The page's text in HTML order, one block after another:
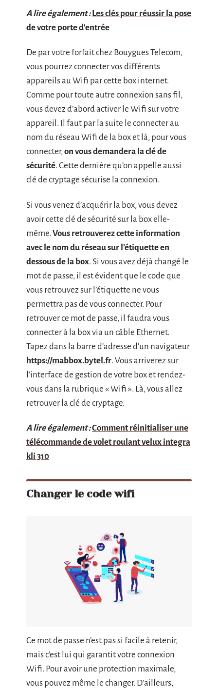
A lire également : Les clés pour réussir la pose
de votre porte d'entrée
De par votre forfait chez Bouygues Telecom,
vous pourrez connecter vos différents
appareils au Wifi par cette box internet.
Comme pour toute autre connexion sans fil,
vous devez d’abord activer le Wifi sur votre
appareil. Il faut par la suite le connecter au
nom du réseau Wifi de la box et là, pour vous
connecter,on vous demandera la clé de
sécurité. Cette dernière qu’on appelle aussi
clé de cryptage sécurise la connexion.
Si vous venez d’acquérir la box, vous devez
avoir cette clé de sécurité sur la box elle-
même. Vous retrouverez cette information
avec le nom du réseau sur l’étiquette en
dessous de la box. Si vous avez déjà changé le
mot de passe, il est évident que le code que
vous retrouvez sur l’étiquette ne vous
permettra pas de vous connecter. Pour
retrouver ce mot de passe, il faudra vous
connecter à la box via un câble Ethernet.
Tapez dans la barre d’adresse d’un navigateur
https://mabbox.bytel.fr. Vous arriverez sur
l’interface de gestion de votre box et rendez-
vous dans la rubrique « Wifi ». Là, vous allez
retrouver la clé de cryptage.
A lire également :Comment réinitialiser une
télécommande de volet roulant velux integra
kli 310
Changer le code wifi
Ce mot de passe n’est pas si facile à retenir,
mais c’est lui qui garantit votre connexion
Wifi. Pour avoir une protection maximale,
vous pouvez même le changer. D’ailleurs,